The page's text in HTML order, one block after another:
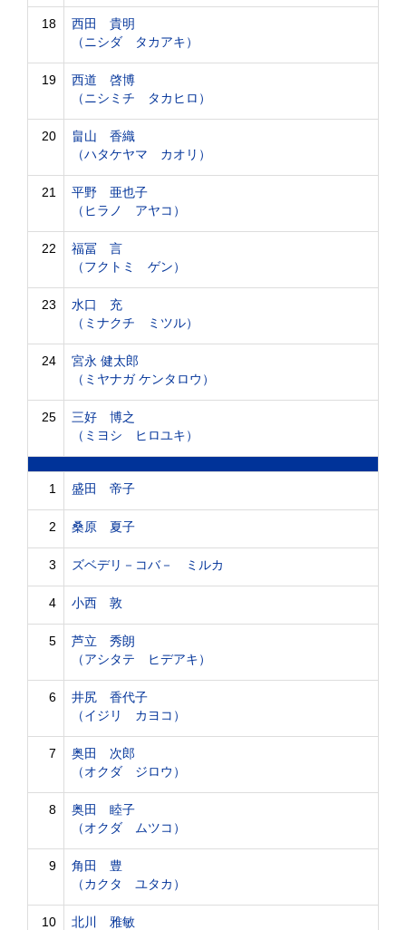
18
西田 貴明
（ニシダ タカアキ）
19
西道 啓博
（ニシミチ タカヒロ）
20
畠山 香織
（ハタケヤマ カオリ）
21
平野 亜也子
（ヒラノ アヤコ）
22
福冨 言
（フクトミ ゲン）
23
水口 充
（ミナクチ ミツル）
24
宮永 健太郎
（ミヤナガ ケンタロウ）
25
三好 博之
（ミヨシ ヒロユキ）
1 盛田 帝子
2 桑原 夏子
3 ズベデリ－コバ－ ミルカ
4 小西 敦
5
芦立 秀朗
（アシタテ ヒデアキ）
6
井尻 香代子
（イジリ カヨコ）
7
奥田 次郎
（オクダ ジロウ）
8
奥田 睦子
（オクダ ムツコ）
9
角田 豊
（カクタ ユタカ）
10
北川 雅敏